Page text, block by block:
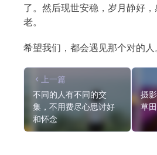
了。然后现世安稳，岁月静好
老。
希望我们，都会遇见那个对的人
上一篇
不同的人有不同的交
集，不用费尽心思讨好
和怀念
摄
草田